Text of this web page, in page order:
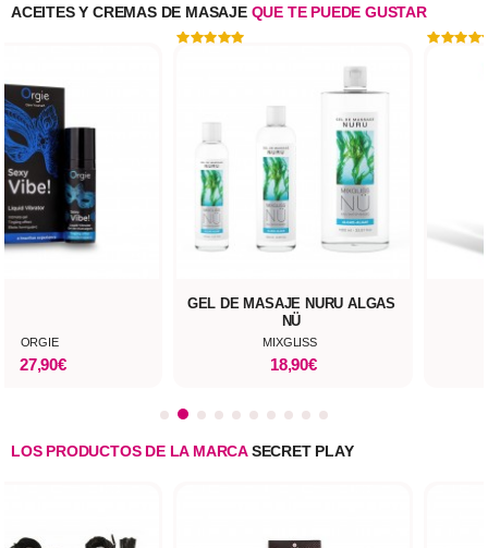
ACEITES Y CREMAS DE MASAJEQUE TE PUEDE GUSTAR
ORGIE
27,90€
GEL DE MASAJE NURU ALGAS
NÜ
MIXGLISS
18,90€
LOS PRODUCTOS DE LA MARCASECRET PLAY